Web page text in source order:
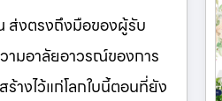
ส่งตรงถึงมือของผู้รับ
ามอาลัยอาวรณ์ของการ
างไว้แก่โลกใบนี้ตอนที่ยัง